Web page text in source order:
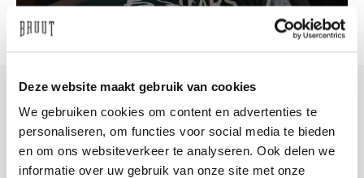
Deze website maakt gebruik van cookies
We gebruiken cookies om content en advertenties te
personaliseren, om functies voor social media te bieden
en om ons websiteverkeer te analyseren. Ook delen we
informatie over uw gebruik van onze site met onze
+31 23 205 2006
info@bruut.nl